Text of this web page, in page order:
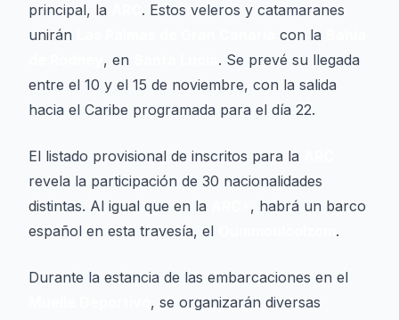
principal, la
. Estos veleros y catamaranes
unirán
con la
, en
. Se prevé su llegada
entre el 10 y el 15 de noviembre, con la salida
hacia el Caribe programada para el día 22.
El listado provisional de inscritos para la
revela la participación de 30 nacionalidades
distintas. Al igual que en la
, habrá un barco
español en esta travesía, el
.
Durante la estancia de las embarcaciones en el
, se organizarán diversas